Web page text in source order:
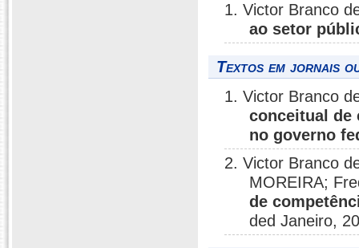
1. Victor Branco
ao setor
Textos em jornais
1. Victor Branco
conceitual de
no governo
2. Victor Branco
MOREIRA;
de
ded Janeiro,